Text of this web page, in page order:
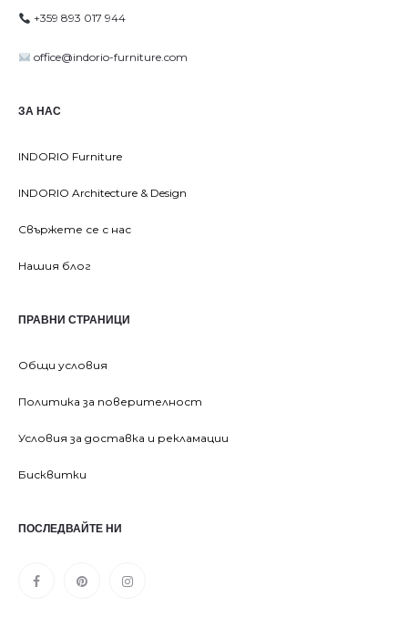
+359 893 017 944
office@indorio-furniture.com
ЗА НАС
INDORIO Furniture
INDORIO Architecture & Design
Свържете се с нас
Нашия блог
ПРАВНИ СТРАНИЦИ
Общи условия
Политика за поверителност
Условия за доставка и рекламации
Бисквитки
ПОСЛЕДВАЙТЕ НИ